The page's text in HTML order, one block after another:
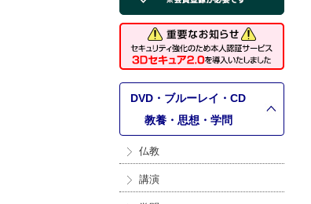
DVD・ブルーレイ・CD
教養・思想・学問
仏教
講演